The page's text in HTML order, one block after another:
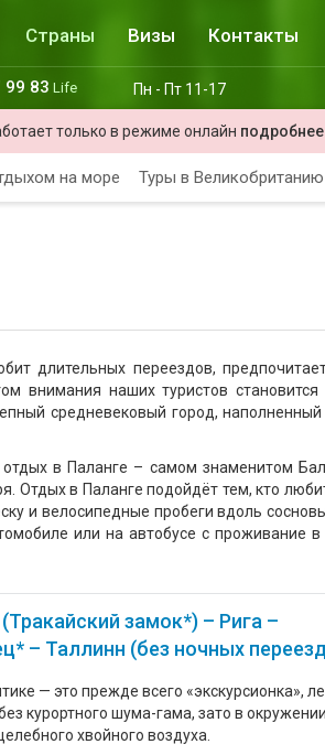
Страны Визы Контакты
99 83 Life Пн - Пт 11-17
только в режиме онлайн
на море Туры в Великобританию
длительных переездов,
внимания наших туристов становится
средневековый город,
в Паланге – самом знаменитом
Отдых в Паланге подойдёт тем, кто
и велосипедные пробеги вдоль
или на автобусе с проживание в
замок*) – Рига –
– Таллинн (без ночных
— это прежде всего «экскурсионка»,
курортного шума-гама, зато в окружении
хвойного воздуха.